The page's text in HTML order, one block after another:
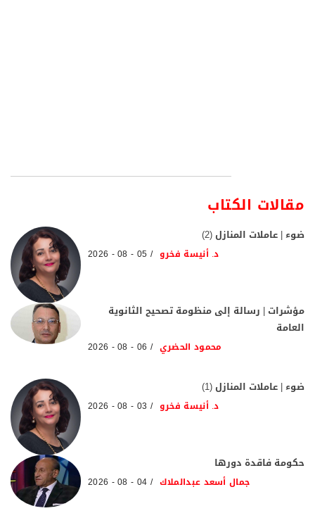
مقالات الكتاب
ضوء | عاملات المنازل (2)
د. أنيسة فخرو 05 - 08 - 2026
مؤشرات | رسالة إلى منظومة تصحيح الثانوية
العامة
محمود الحضري 06 - 08 - 2026
ضوء | عاملات المنازل (1)
د. أنيسة فخرو 03 - 08 - 2026
حكومة فاقدة دورها
جمال أسعد عبدالملاك 04 - 08 - 2026